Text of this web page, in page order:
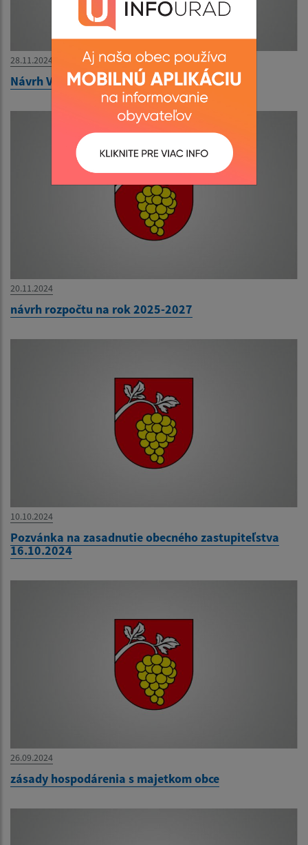
28.11.2024
Návrh VZN o miestnych daniach
20.11.2024
návrh rozpočtu na rok 2025-2027
10.10.2024
Pozvánka na zasadnutie obecného zastupiteľstva
16.10.2024
26.09.2024
zásady hospodárenia s majetkom obce